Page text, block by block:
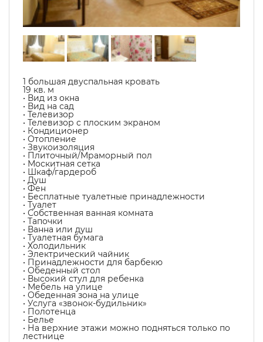
1 большая двуспальная кровать
19 кв. м
• Вид из окна
• Вид на сад
• Телевизор
• Телевизор с плоским экраном
• Кондиционер
• Отопление
• Звукоизоляция
• Плиточный/Мраморный пол
• Москитная сетка
• Шкаф/гардероб
• Душ
• Фен
• Бесплатные туалетные принадлежности
• Туалет
• Собственная ванная комната
• Тапочки
• Ванна или душ
• Туалетная бумага
• Холодильник
• Электрический чайник
• Принадлежности для барбекю
• Обеденный стол
• Высокий стул для ребенка
• Мебель на улице
• Обеденная зона на улице
• Услуга «звонок-будильник»
• Полотенца
• Белье
• На верхние этажи можно подняться только по
лестнице